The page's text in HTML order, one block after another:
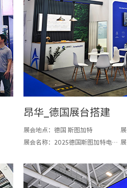
昂华_德国展台搭建
展会地点：德国 斯图加特
展会名称：2025德国斯图加特电池展